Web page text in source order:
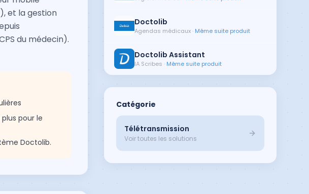
et la gestion
du médecin).
pour le
Doctolib.
Doctolib
Agendas médicaux · Même suite produit
Doctolib Assistant
IA Scribes · Même suite produit
Catégorie
Télétransmission
Voir toutes les solutions